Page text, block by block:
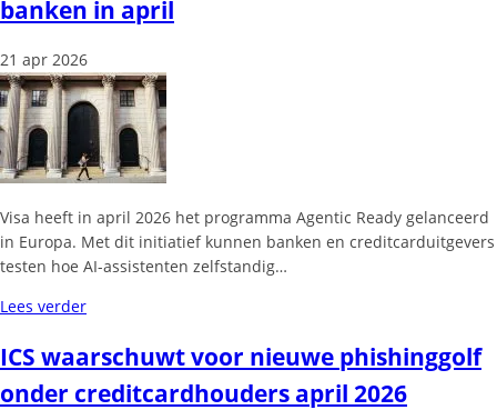
banken in april
21 apr 2026
Visa heeft in april 2026 het programma Agentic Ready gelanceerd
in Europa. Met dit initiatief kunnen banken en creditcarduitgevers
testen hoe AI-assistenten zelfstandig…
Lees verder
ICS waarschuwt voor nieuwe phishinggolf
onder creditcardhouders april 2026